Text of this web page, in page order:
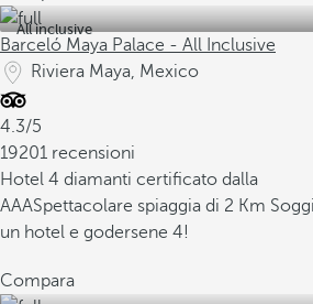
All inclusive
Barceló Maya Palace - All Inclusive
Riviera Maya, Mexico
4.3/5
19201 recensioni
Hotel 4 diamanti certificato dalla
AAASpettacolare spiaggia di 2 Km
un hotel e godersene 4!
Compara